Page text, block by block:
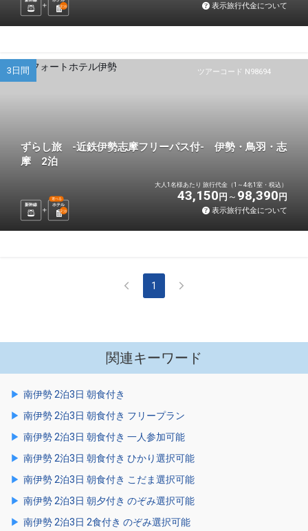
2泊 表示旅行代金について
ツアーコード N98694
3日間
ずらし旅 -近鉄伊勢志摩フリーパス付- 伊勢・鳥羽・志
摩 2泊
新幹線 ホテル
選べる
2泊
大人1名様あたり 旅行代金（1～4名1室・税込）
43,150 円 98,390 円
表示旅行代金について
1
関連キーワード
南伊勢 2泊3日 朝食付き
南伊勢 2泊3日 朝食付き フリープラン
南伊勢 2泊3日 朝食付き 一人参加可能
南伊勢 2泊3日 朝食付き ひかり選択可能
南伊勢 2泊3日 朝食付き こだま選択可能
南伊勢 2泊3日 朝夕付き のぞみ選択可能
南伊勢 2泊3日 2食付き のぞみ選択可能